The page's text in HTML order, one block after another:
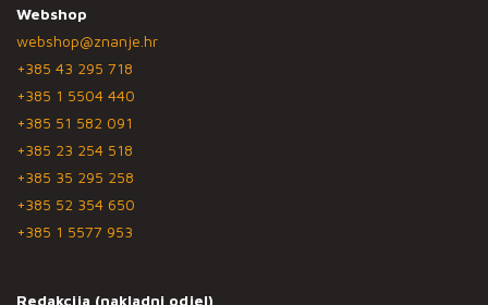
Webshop
webshop@znanje.hr
+385 43 295 718
+385 1 5504 440
+385 51 582 091
+385 23 254 518
+385 35 295 258
+385 52 354 650
+385 1 5577 953
Redakcija (nakladni odjel)